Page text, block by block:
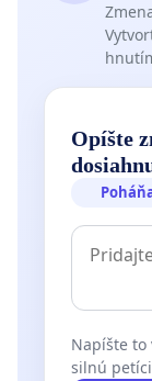
Opíšte
Napíšte to
silnú